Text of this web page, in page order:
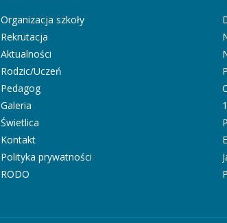
Organizacja szkoły
Rekrutacja
Aktualności
Rodzic/Uczeń
Pedagog
Galeria
Świetlica
Kontakt
Polityka prywatności
RODO